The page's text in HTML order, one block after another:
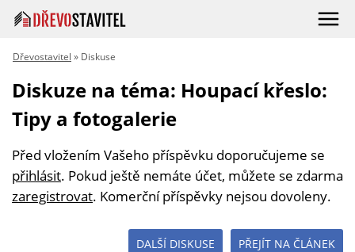
Dřevostavitel » Diskuse
Diskuze na téma: Houpací křeslo:
Tipy a fotogalerie
Před vložením Vašeho příspěvku doporučujeme se
přihlásit. Pokud ještě nemáte účet, můžete se zdarma
zaregistrovat. Komerční příspěvky nejsou dovoleny.
PŘEJÍT NA ČLÁNEK
DALŠÍ DISKUSE